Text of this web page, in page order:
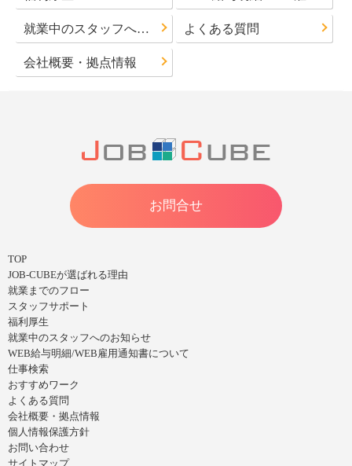
就業中のスタッフへのお知らせ よくある質問
会社概要・拠点情報
お問合せ
TOP
JOB-CUBEが選ばれる理由
就業までのフロー
スタッフサポート
福利厚生
就業中のスタッフへのお知らせ
WEB給与明細/WEB雇用通知書について
仕事検索
おすすめワーク
よくある質問
会社概要・拠点情報
個人情報保護方針
お問い合わせ
サイトマップ